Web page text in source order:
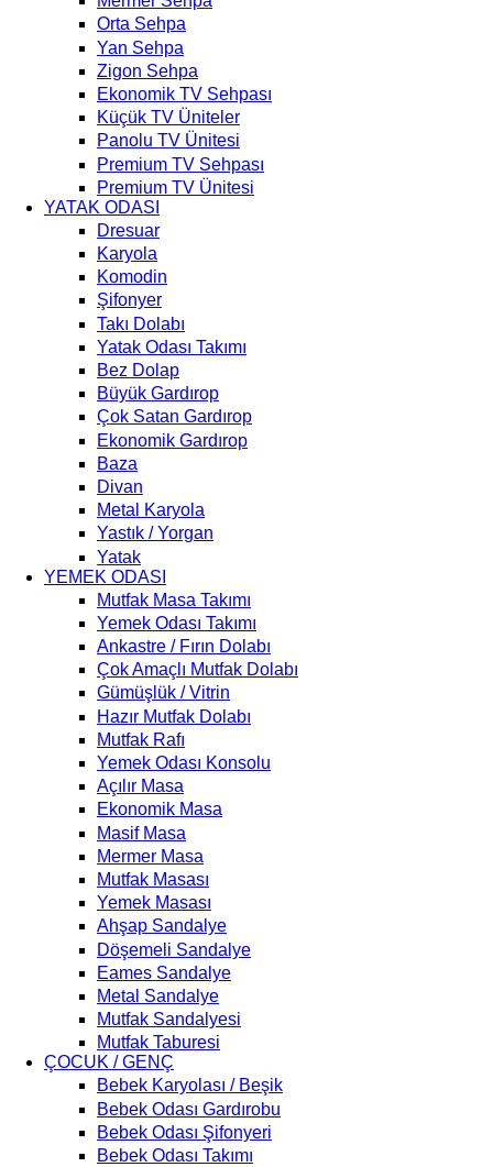
Orta Sehpa
Yan Sehpa
Zigon Sehpa
Ekonomik TV Sehpası
Küçük TV Üniteler
Panolu TV Ünitesi
Premium TV Sehpası
Premium TV Ünitesi
YATAK ODASI
Dresuar
Karyola
Komodin
Şifonyer
Takı Dolabı
Yatak Odası Takımı
Bez Dolap
Büyük Gardırop
Çok Satan Gardırop
Ekonomik Gardırop
Baza
Divan
Metal Karyola
Yastık / Yorgan
Yatak
YEMEK ODASI
Mutfak Masa Takımı
Yemek Odası Takımı
Ankastre / Fırın Dolabı
Çok Amaçlı Mutfak Dolabı
Gümüşlük / Vitrin
Hazır Mutfak Dolabı
Mutfak Rafı
Yemek Odası Konsolu
Açılır Masa
Ekonomik Masa
Masif Masa
Mermer Masa
Mutfak Masası
Yemek Masası
Ahşap Sandalye
Döşemeli Sandalye
Eames Sandalye
Metal Sandalye
Mutfak Sandalyesi
Mutfak Taburesi
ÇOCUK / GENÇ
Bebek Karyolası / Beşik
Bebek Odası Gardırobu
Bebek Odası Şifonyeri
Bebek Odası Takımı